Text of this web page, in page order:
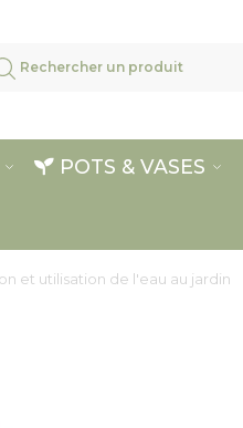
POTS & VASES
et utilisation de l'eau au jardin